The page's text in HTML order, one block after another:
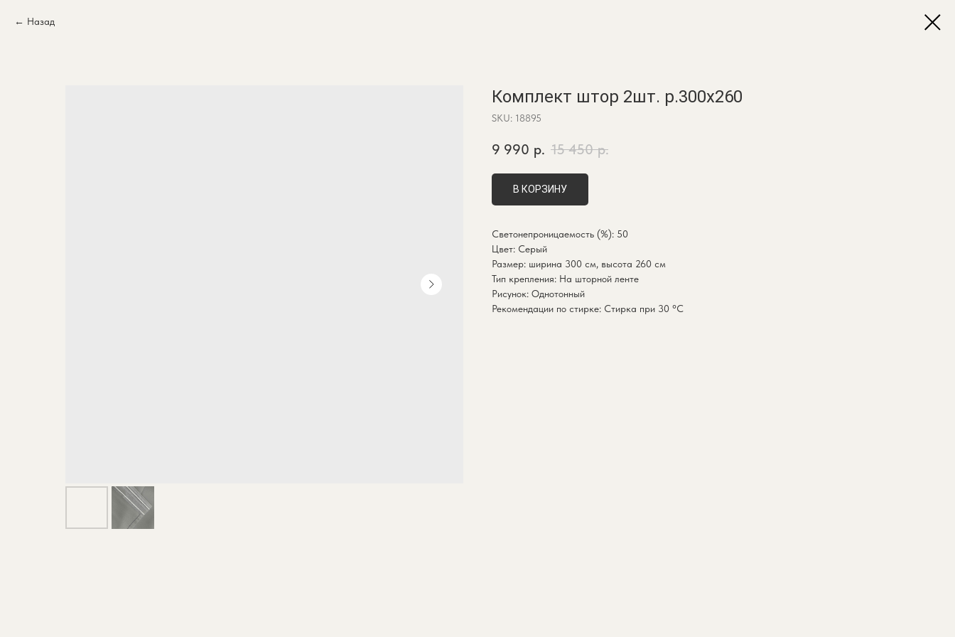
Назад
Комплект штор 2шт. р.300х260
SKU: 18895
9 990 р. 15 450 р.
В КОРЗИНУ
Светонепроницаемость (%): 50
Цвет: Серый
Размер: ширина 300 см, высота 260 см
Тип крепления: На шторной ленте
Рисунок: Однотонный
Рекомендации по стирке: Стирка при 30 °C